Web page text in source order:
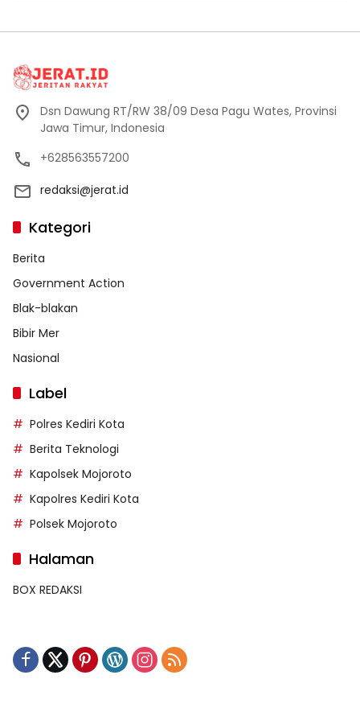
Dsn Dawung RT/RW 38/09 Desa Pagu Wates, Provinsi
Jawa Timur, Indonesia
+628563557200
redaksi@jerat.id
Kategori
Berita
Government Action
Blak-blakan
Bibir Mer
Nasional
Label
Polres Kediri Kota
Berita Teknologi
Kapolsek Mojoroto
Kapolres Kediri Kota
Polsek Mojoroto
Halaman
BOX REDAKSI